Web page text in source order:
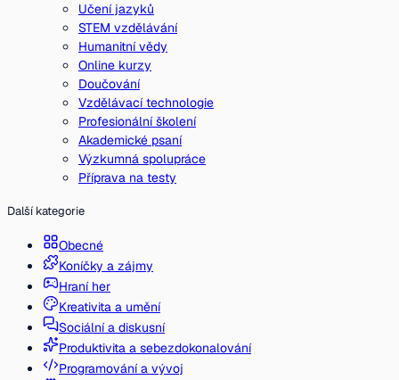
Učení jazyků
STEM vzdělávání
Humanitní vědy
Online kurzy
Doučování
Vzdělávací technologie
Profesionální školení
Akademické psaní
Výzkumná spolupráce
Příprava na testy
Další kategorie
Obecné
Koníčky a zájmy
Hraní her
Kreativita a umění
Sociální a diskusní
Produktivita a sebezdokonalování
Programování a vývoj